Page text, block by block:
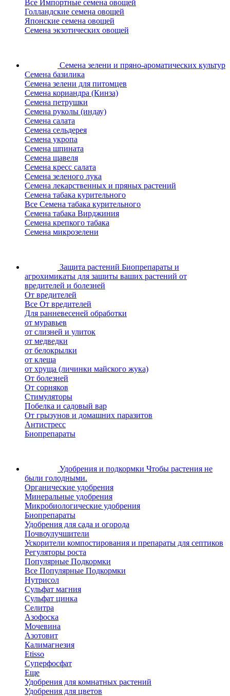
Все Импортные семена овощей
Голландские семена овощей
Японские семена овощей
Семена экзотических овощей
Семена зелени и пряно-ароматических культур
Семена базилика
Семена зелени для питомцев
Семена кориандра (Кинза)
Семена петрушки
Семена руколы (индау)
Семена салата
Семена сельдерея
Семена укропа
Семена шпината
Семена щавеля
Семена кресс салата
Семена зеленого лука
Семена лекарственных и пряных растений
Семена табака курительного
Все Семена табака курительного
Семена табака Вирджиния
Семена крепкого табака
Семена микрозелени
Защита растений Биопрепараты и
агрохимикаты для защиты ваших растений от
вредителей и болезней
От вредителей
Все От вредителей
Для ранневесеней обработки
от муравьев
от слизней и улиток
от медведки
от белокрылки
от клеща
от хруща (личинки майского жука)
От болезней
От сорняков
Стимуляторы
Побелка и садовый вар
От грызунов и домашних паразитов
Антистресс
Биопрепараты
Удобрения и подкормки Чтобы растения не
были голодными.
Органические удобрения
Минеральные удобрения
Микробиологические удобрения
Биопрепараты
Удобрения для сада и огорода
Почвоулучшители
Ускорители компостирования и препараты для септиков
Регуляторы роста
Популярные Подкормки
Все Популярные Подкормки
Нутрисол
Сульфат магния
Сульфат цинка
Селитра
Азофоска
Мочевина
Азотовит
Калимагнезия
Etisso
Суперфосфат
Еще
Удобрения для комнатных растений
Удобрения для цветов